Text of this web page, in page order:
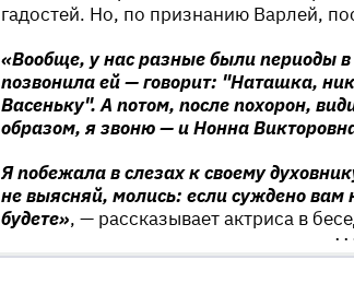
гадостей. Но, по признанию Варлей,
«Вообще, у нас разные были периоды
позвонила ей — говорит: "Наташка,
Васеньку". А потом, после похорон,
образом, я звоню — и Нонна
Я побежала в слезах к своему
не выясняй, молись: если суждено вам
будете», — рассказывает актриса в